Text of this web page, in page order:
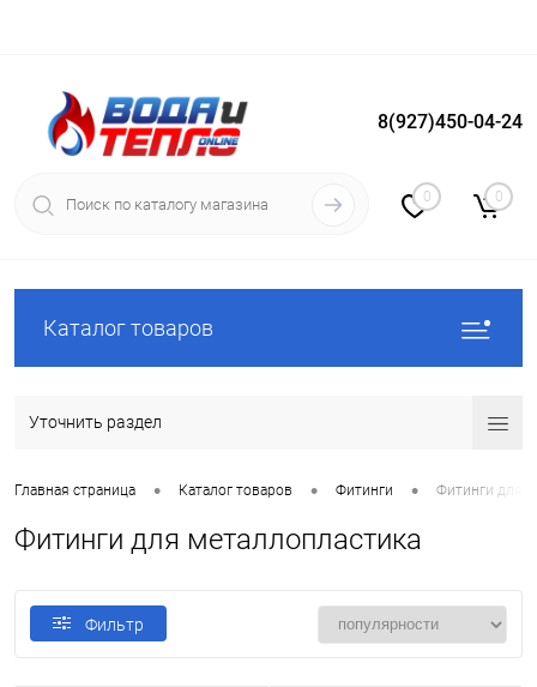
Вход Регистрация
8(927)450-04-24
0 0
Каталог товаров
Уточнить раздел
Главная страница • Каталог товаров • Фитинги • Фитинги для
Фитинги для металлопластика
Фильтр